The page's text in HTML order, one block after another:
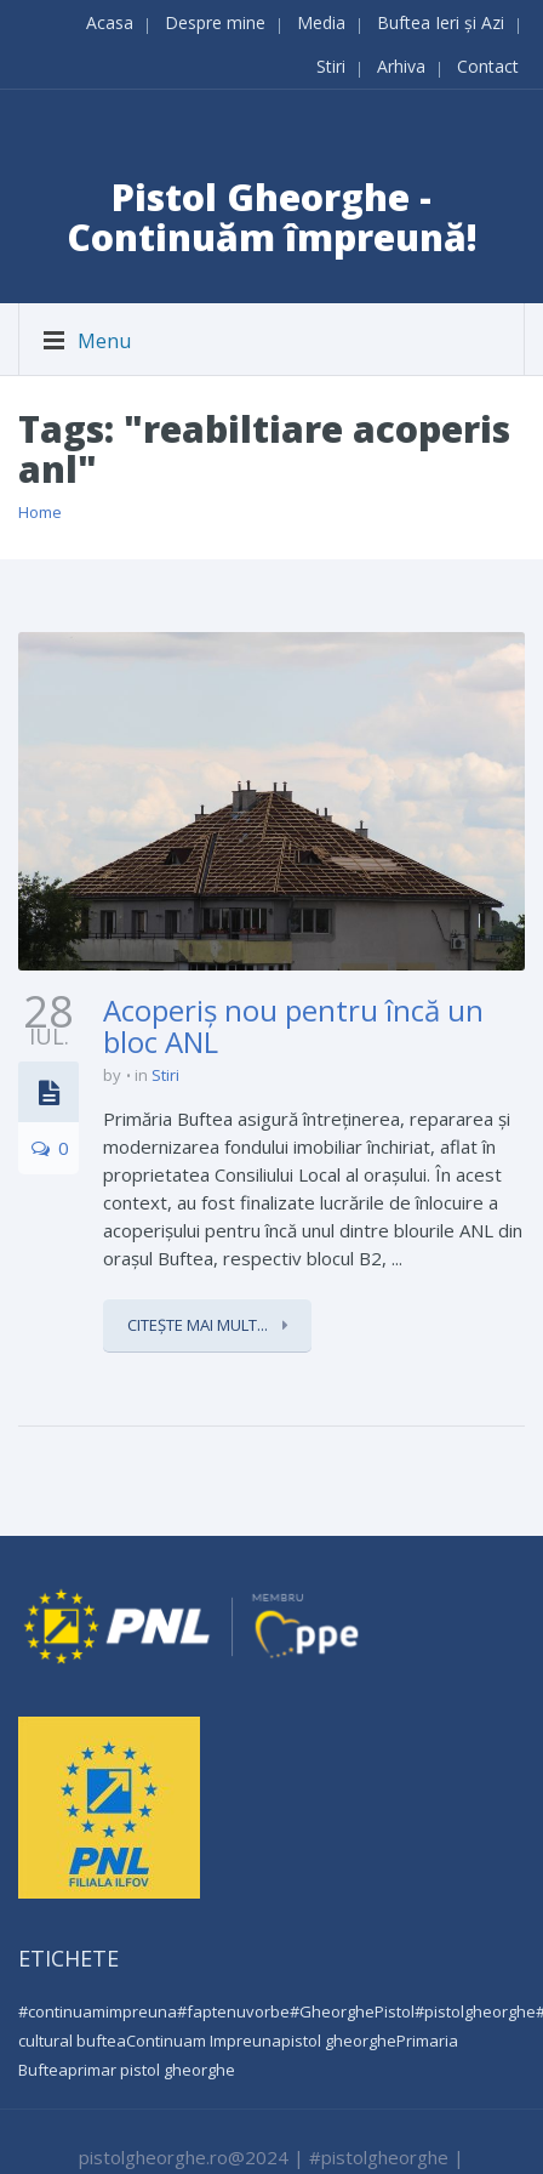
Acasa Despre mine Media
Buftea Ieri și Azi
Stiri
Arhiva Contact
Pistol Gheorghe -
Continuăm împreună!
Menu
Tags: "reabiltiare acoperis
anl"
Home
28
IUL.
0
Acoperiș nou pentru încă un
bloc ANL
by in Stiri
Primăria Buftea asigură întreţinerea, repararea şi
modernizarea fondului imobiliar închiriat, aflat în
proprietatea Consiliului Local al orașului. În acest
context, au fost finalizate lucrările de înlocuire a
acoperișului pentru încă unul dintre blourile ANL din
orașul Buftea, respectiv blocul B2, ...
CITEȘTE MAI MULT...
ETICHETE
#continuamimpreuna#faptenuvorbe#GheorghePistol#pistolgheorghe
cultural bufteaContinuam Impreunapistol gheorghePrimaria
Bufteaprimar pistol gheorghe
pistolgheorghe.ro@2024 | #pistolgheorghe |